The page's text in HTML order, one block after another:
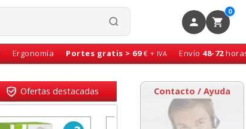
0
Ergonomía Portes gratis > 69€ + IVA Envío 48-72
Contacto / Ayuda
Ofertas destacadas